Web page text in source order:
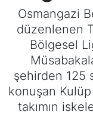
Osmangazi
düzenlenen
Bölgesel
şehirden 125
konuşan Kulüp
takımın
Voleybol
Genel
Tüm
Son Dakika
Haber Arşivi